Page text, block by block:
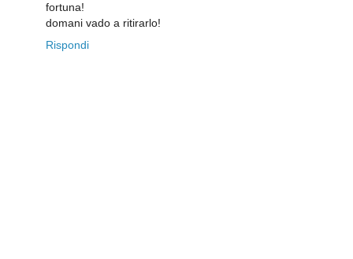
fortuna!
domani vado a ritirarlo!
Rispondi